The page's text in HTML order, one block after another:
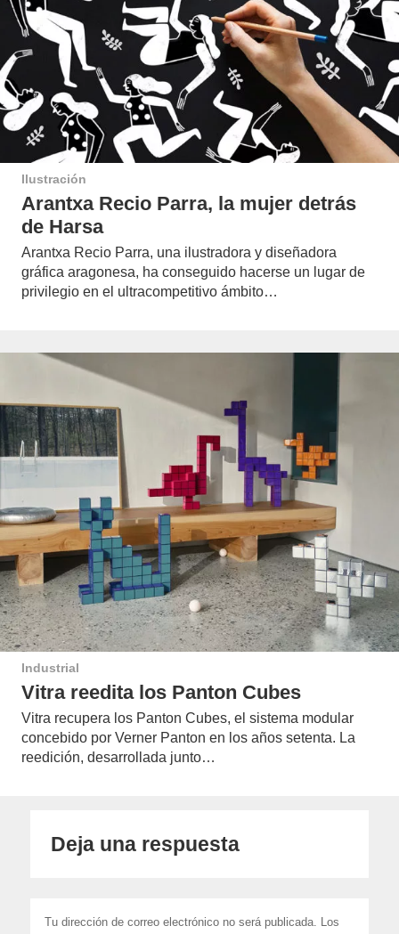
Ilustración
Arantxa Recio Parra, la mujer detrás
de Harsa
Arantxa Recio Parra, una ilustradora y diseñadora
gráfica aragonesa, ha conseguido hacerse un lugar de
privilegio en el ultracompetitivo ámbito…
Industrial
Vitra reedita los Panton Cubes
Vitra recupera los Panton Cubes, el sistema modular
concebido por Verner Panton en los años setenta. La
reedición, desarrollada junto…
Deja una respuesta
Tu dirección de correo electrónico no será publicada. Los